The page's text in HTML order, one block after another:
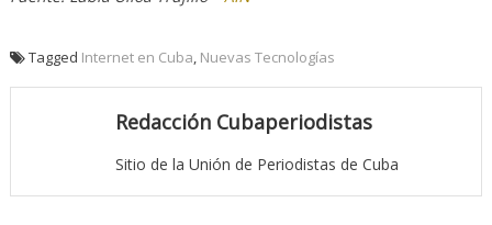
Tagged Internet en Cuba, Nuevas Tecnologías
Redacción Cubaperiodistas
Sitio de la Unión de Periodistas de Cuba